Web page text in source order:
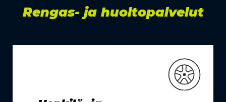
Rengas- ja huoltopalvelut